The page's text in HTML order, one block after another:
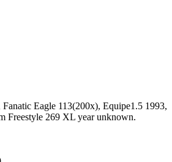
Eagle 113(200x), Equipe1.5 1993,
Freestyle 269 XL year unknown.